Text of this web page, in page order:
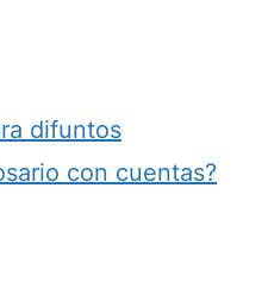
difuntos
con cuentas?